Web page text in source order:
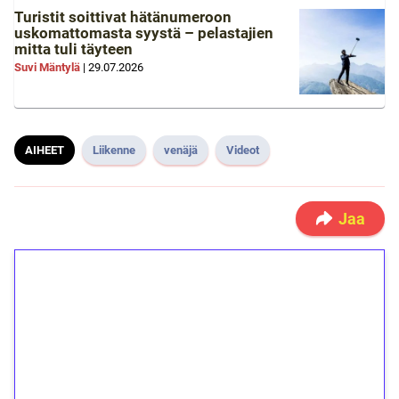
Turistit soittivat hätänumeroon
uskomattomasta syystä – pelastajien
mitta tuli täyteen
Suvi Mäntylä | 29.07.2026
AIHEET Liikenne venäjä Videot
Jaa